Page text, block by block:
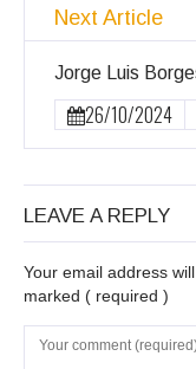
Next Article
Jorge Luis
26/10/2024
LEAVE A REPLY
Your email address
marked ( required )